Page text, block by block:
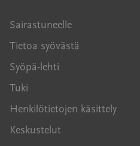
Sairastuneelle
Tietoa syövästä
Syöpä-lehti
Tuki
Henkilötietojen käsittely
Keskustelut